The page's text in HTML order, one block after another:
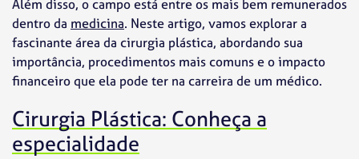
Além disso, o campo está entre os mais bem remunerados
dentro da medicina. Neste artigo, vamos explorar a
fascinante área da cirurgia plástica, abordando sua
importância, procedimentos mais comuns e o impacto
financeiro que ela pode ter na carreira de um médico.
Cirurgia Plástica: Conheça a
especialidade